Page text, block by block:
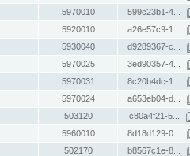
5970010 599c23b1-4...
5920010 a26e57c9-1...
5930040 d9289367-c...
5970025 3ed90357-4...
5970031 8c20b4dc-1...
5970024 a653eb04-d...
503120 c80a4f21-5...
5960010 8d18d129-0...
502170 b8567c1e-8...